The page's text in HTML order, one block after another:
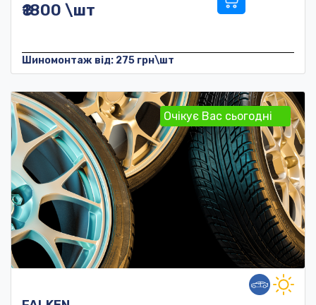
₴1800 \шт
Шиномонтаж від: 275 грн\шт
Очікує Вас сьогодні